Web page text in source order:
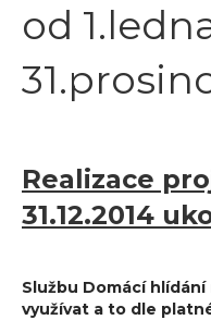
od
Realizace
31.12.2014
Službu Domácí
využívat a to dle